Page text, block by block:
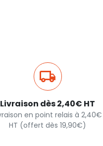
Livraison dès 2,40€ HT
en point relais à 2,40€
HT (offert dès 19,90€)